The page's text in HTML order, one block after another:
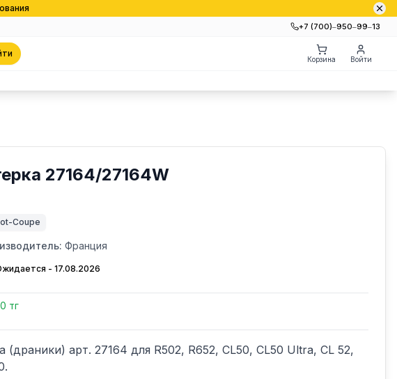
+7 (700)‒950‒99‒13
Корзина Войти
27164/27164W
Coupe
Франция
- 17.08.2026
тг
(драники) арт. 27164 для R502, R652, CL50, CL50 Ultra, CL 52,